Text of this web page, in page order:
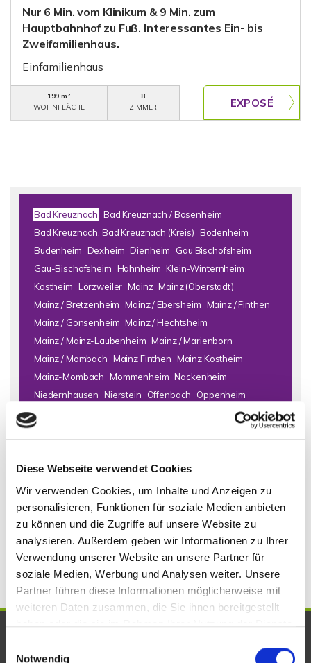
Diese Webseite verwendet Cookies
Wir verwenden Cookies, um Inhalte und Anzeigen zu
personalisieren, Funktionen für soziale Medien anbieten
zu können und die Zugriffe auf unsere Website zu
analysieren. Außerdem geben wir Informationen zu Ihrer
Verwendung unserer Website an unsere Partner für
soziale Medien, Werbung und Analysen weiter. Unsere
Partner führen diese Informationen möglicherweise mit
weiteren Daten zusammen, die Sie ihnen bereitgestellt
haben oder die sie im Rahmen Ihrer Nutzung der Dienste
Notwendig
Nur 6 Min. vom Klinikum & 9 Min. zum
Hauptbahnhof zu Fuß. Interessantes Ein- bis
Zweifamilienhaus.
Einfamilienhaus
199 m²
WOHNFLÄCHE
8
ZIMMER
Bad Kreuznach Bad Kreuznach / Bosenheim
Bad Kreuznach, Bad Kreuznach (Kreis) Bodenheim
Budenheim Dexheim Dienheim
Gau Bischofsheim
Gau-Bischofsheim Hahnheim Klein-Winternheim
Kostheim Lörzweiler Mainz Mainz (Oberstadt)
Mainz / Bretzenheim Mainz / Ebersheim Mainz / Finthen
Mainz / Gonsenheim Mainz / Hechtsheim
Mainz / Mainz-Laubenheim Mainz / Marienborn
Mainz / Mombach Mainz Finthen Mainz Kostheim
Mainz-Mombach Mommenheim Nackenheim
Niedernhausen Nierstein Offenbach
Oppenheim
Schornsheim
Wörrstadt
Immo Bad Kreuznach Haus Bad Kreuznach
Kreuznach
kaufen Bad Kreuznach
Immobilie Bad Kreuznach
Immobilien Bad Kreuznach
Hauskauf Bad Kreuznach
Immobilienkauf Bad Kreuznach
Einfamilienhaus Bad
Kreuznach
Einfamilienhäuser Bad Kreuznach